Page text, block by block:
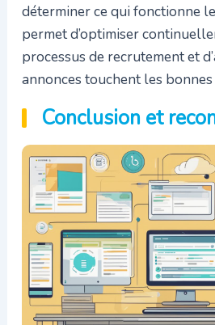
déterminer ce qui fonctionne
permet d’optimiser
processus de recrutement et
annonces touchent les
Conclusion et